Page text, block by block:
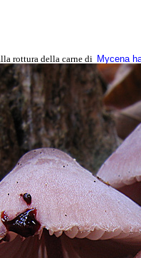
rottura della carne di Mycena